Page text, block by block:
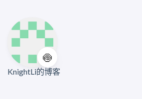
🍥
KnightLi的博客